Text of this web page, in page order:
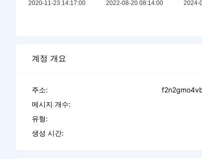
계정 개요
주소:
메시지 개수:
유형:
생성 시간: